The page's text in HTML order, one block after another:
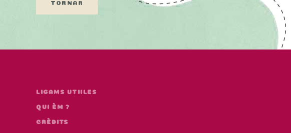
TORNAR
LIGAMS UTIILES
QUI ÈM ?
CRÈDITS